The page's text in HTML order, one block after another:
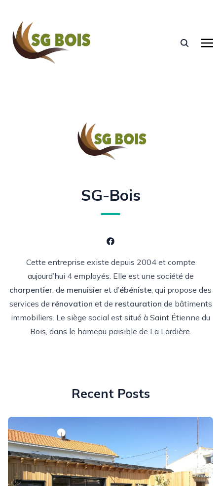
SG-Bois
Cette entreprise existe depuis 2004 et compte
aujourd’hui 4 employés. Elle est une société de
charpentier , de menuisier et d’ébéniste , qui propose des
services de rénovation et de restauration de bâtiments
immobiliers. Le siège social est situé à Saint Étienne du
Bois, dans le hameau paisible de La Lardière.
Recent Posts